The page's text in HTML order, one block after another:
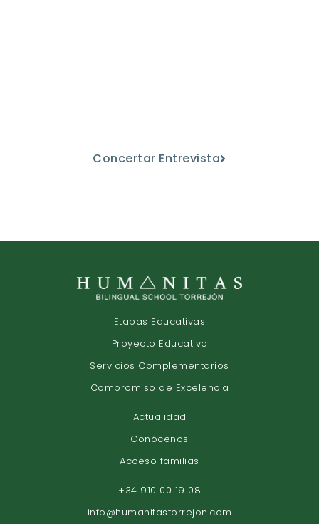
Concertar Entrevista
Etapas Educativas
Proyecto Educativo
Servicios Complementarios
Compromiso de Excelencia
Actualidad
Conócenos
Acceso familias
+34 910 00 19 08
info@humanitastorrejon.com